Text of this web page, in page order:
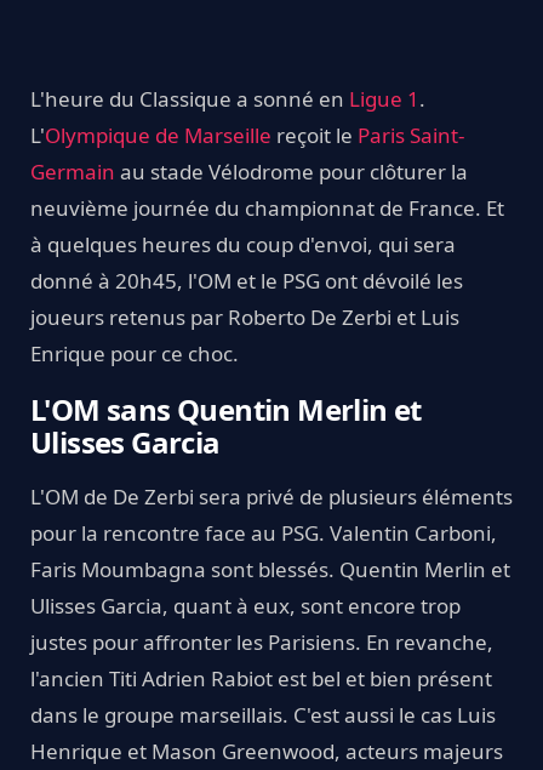
L'heure du Classique a sonné en Ligue 1 .
L'Olympique de Marseille reçoit le Paris Saint-
Germain au stade Vélodrome pour clôturer la
neuvième journée du championnat de France. Et
à quelques heures du coup d'envoi, qui sera
donné à 20h45, l'OM et le PSG ont dévoilé les
joueurs retenus par Roberto De Zerbi et Luis
Enrique pour ce choc.
L'OM sans Quentin Merlin et
Ulisses Garcia
L'OM de De Zerbi sera privé de plusieurs éléments
pour la rencontre face au PSG. Valentin Carboni,
Faris Moumbagna sont blessés. Quentin Merlin et
Ulisses Garcia, quant à eux, sont encore trop
justes pour affronter les Parisiens. En revanche,
l'ancien Titi Adrien Rabiot est bel et bien présent
dans le groupe marseillais. C'est aussi le cas Luis
Henrique et Mason Greenwood, acteurs majeurs